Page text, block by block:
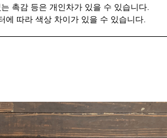
촉감 등은 개인차가 있을 수 있습니다.
에 따라 색상 차이가 있을 수 있습니다.